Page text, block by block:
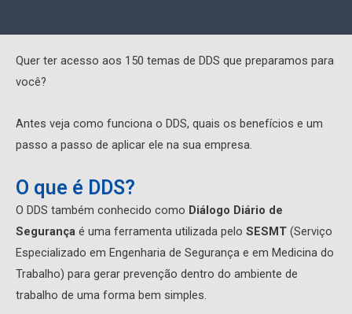
Quer ter acesso aos 150 temas de DDS que preparamos para
você?
Antes veja como funciona o DDS, quais os benefícios e um
passo a passo de aplicar ele na sua empresa.
O que é DDS?
O DDS também conhecido como Diálogo Diário de
Segurança é uma ferramenta utilizada pelo SESMT (Serviço
Especializado em Engenharia de Segurança e em Medicina do
Trabalho) para gerar prevenção dentro do ambiente de
trabalho de uma forma bem simples.